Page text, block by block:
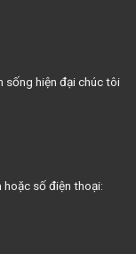
sống hiện đại chúc tôi
số điện thoại: